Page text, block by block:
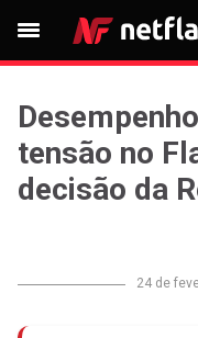
tensão no
decisão da
24 de